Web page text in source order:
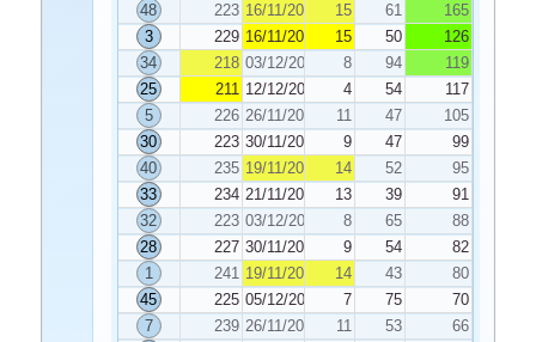
48
223 16/11/2022 15 61
165
3
229 16/11/2022 15 50
126
34
218 03/12/2022 8 94
119
25
211 12/12/2022 4 54
117
5
226 26/11/2022 11 47
105
30
223 30/11/2022 9 47
99
40
235 19/11/2022 14 52
95
33
234 21/11/2022 13 39
91
32
223 03/12/2022 8 65
88
28
227 30/11/2022 9 54
82
1
241 19/11/2022 14 43
80
45
225 05/12/2022 7 75
70
7
239 26/11/2022 11 53
66